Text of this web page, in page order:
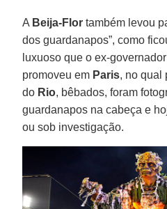
A Beija-Flor também levou
dos guardanapos”, como
luxuoso que o ex-governador
promoveu em Paris, no qual
do Rio, bêbados, foram
guardanapos na cabeça e
ou sob investigação.